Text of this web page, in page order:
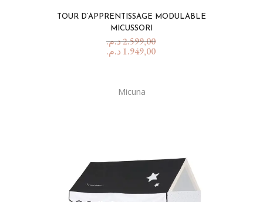
TOUR D’APPRENTISSAGE MODULABLE
MICUSSORI
2.599,00د.م.
1.949,00 د.م.
Micuna